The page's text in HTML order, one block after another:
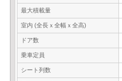
最大積載量
室内 (全長ｘ全幅ｘ全高)
ドア数
乗車定員
シート列数